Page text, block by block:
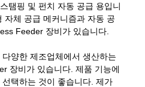
탬핑 및 펀치 자동 공급 용입니
자체 공급 메커니즘과 자동 공
Feeder 장비가 있습니다.
양한 제조업체에서 생산하는
장비가 있습니다. 제품 기능에
택하는 것이 좋습니다. 제가